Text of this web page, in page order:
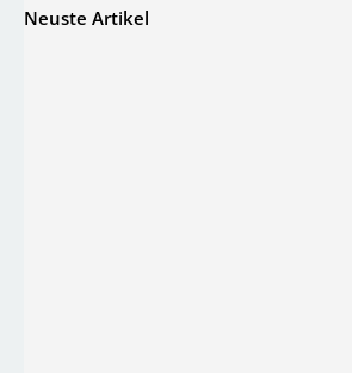
Neuste Artikel